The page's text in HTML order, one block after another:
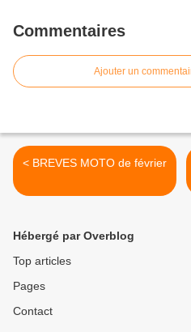
Commentaires
Ajouter un
< BREVES MOTO de février
Hébergé par Overblog
Top articles
Pages
Contact